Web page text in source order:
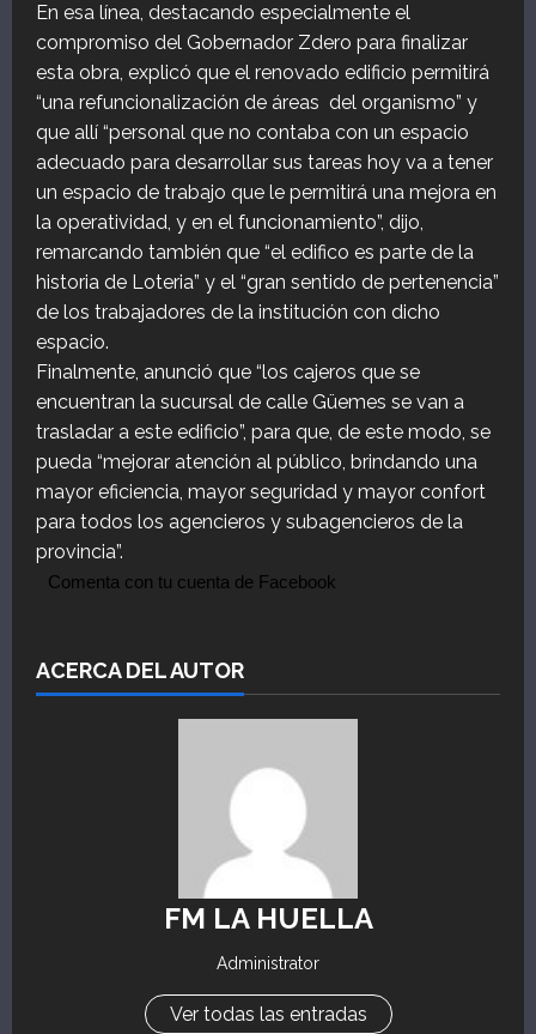
En esa línea, destacando especialmente el
compromiso del Gobernador Zdero para finalizar
esta obra, explicó que el renovado edificio permitirá
“una refuncionalización de áreas del organismo” y
que allí “personal que no contaba con un espacio
adecuado para desarrollar sus tareas hoy va a tener
un espacio de trabajo que le permitirá una mejora en
la operatividad, y en el funcionamiento”, dijo,
remarcando también que “el edifico es parte de la
historia de Loteria” y el “gran sentido de pertenencia”
de los trabajadores de la institución con dicho
espacio.
Finalmente, anunció que “los cajeros que se
encuentran la sucursal de calle Güemes se van a
trasladar a este edificio”, para que, de este modo, se
pueda “mejorar atención al público, brindando una
mayor eficiencia, mayor seguridad y mayor confort
para todos los agencieros y subagencieros de la
provincia”.
Comenta con tu cuenta de Facebook
ACERCA DEL AUTOR
FM LA HUELLA
Administrator
Ver todas las entradas